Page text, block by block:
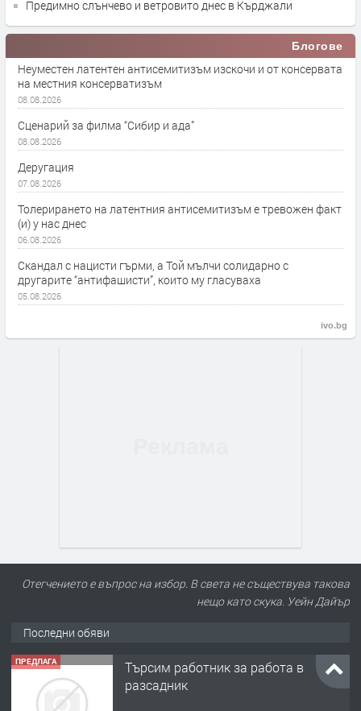
Предимно слънчево и ветровито днес в Кърджали
Блогове
Неуместен латентен антисемитизъм изскочи и от консервата
на местния консерватизъм
08.08.2026
Сценарий за филма “Сибир и ада”
08.08.2026
Деругация
07.08.2026
Толерирането на латентния антисемитизъм е тревожен факт
(и) у нас днес
06.08.2026
Скандал с нацисти гърми, а Той мълчи солидарно с
другарите “антифашисти”, които му гласуваха
05.08.2026
ivo.bg
Отегчението е въпрос на избор. В света не съществува такова
нещо като скука. Уейн Дайър
Последни обяви
ПРЕДЛАГА
Търсим работник за работа в
разсадник